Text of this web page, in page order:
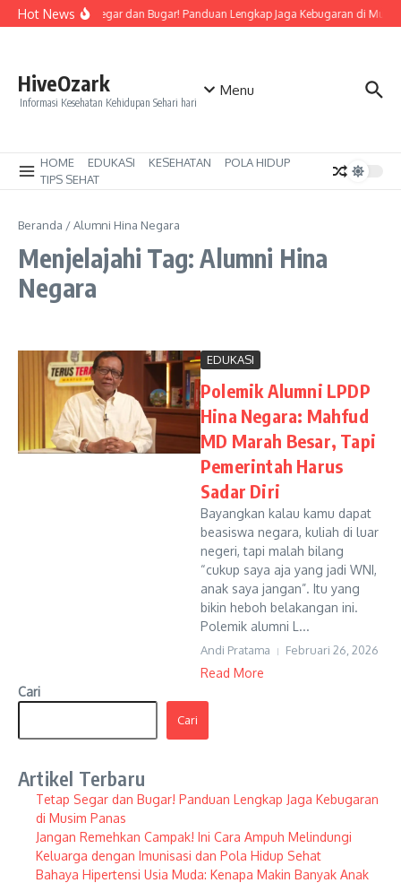
Lewati ke konten
Hot NewsTetap Segar dan Bugar! Panduan Lengkap Jaga Kebugaran di
HiveOzark
Informasi Kesehatan Kehidupan Sehari hari
Menu
HOME EDUKASI KESEHATAN
POLA HIDUP
TIPS SEHAT
Beranda /Alumni Hina Negara
Menjelajahi Tag: Alumni Hina
Negara
EDUKASI
Polemik Alumni LPDP
Hina Negara: Mahfud
MD Marah Besar, Tapi
Pemerintah Harus
Sadar Diri
Bayangkan kalau kamu dapat
beasiswa negara, kuliah di luar
negeri, tapi malah bilang
“cukup saya aja yang jadi WNI,
anak saya jangan”. Itu yang
bikin heboh belakangan ini.
Polemik alumni L...
Andi Pratama Februari 26, 2026
Read More
Cari
Cari
Artikel Terbaru
Tetap Segar dan Bugar! Panduan Lengkap Jaga Kebugaran
di Musim Panas
Jangan Remehkan Campak! Ini Cara Ampuh Melindungi
Keluarga dengan Imunisasi dan Pola Hidup Sehat
Bahaya Hipertensi Usia Muda: Kenapa Makin Banyak Anak